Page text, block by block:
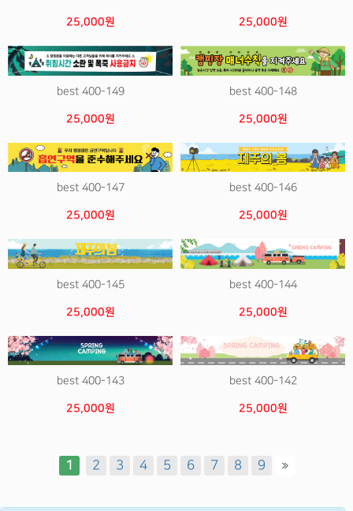
25,000원 25,000원
best 400-149
25,000원
best 400-148
25,000원
best 400-147
25,000원
best 400-146
25,000원
best 400-145
25,000원
best 400-144
25,000원
best 400-143
25,000원
best 400-142
25,000원
1 2 3 4 5 6 7 8 9